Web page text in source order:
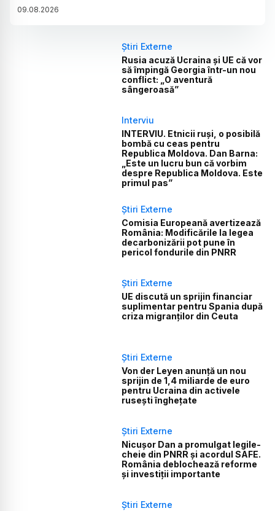
09.08.2026
Știri Externe
Rusia acuză Ucraina și UE că vor
să împingă Georgia într-un nou
conflict: „O aventură
sângeroasă”
Interviu
INTERVIU. Etnicii ruși, o posibilă
bombă cu ceas pentru
Republica Moldova. Dan Barna:
„Este un lucru bun că vorbim
despre Republica Moldova. Este
primul pas”
Știri Externe
Comisia Europeană avertizează
România: Modificările la legea
decarbonizării pot pune în
pericol fondurile din PNRR
Știri Externe
UE discută un sprijin financiar
suplimentar pentru Spania după
criza migranților din Ceuta
Știri Externe
Von der Leyen anunță un nou
sprijin de 1,4 miliarde de euro
pentru Ucraina din activele
rusești înghețate
Știri Externe
Nicușor Dan a promulgat legile-
cheie din PNRR și acordul SAFE.
România deblochează reforme
și investiții importante
Știri Externe